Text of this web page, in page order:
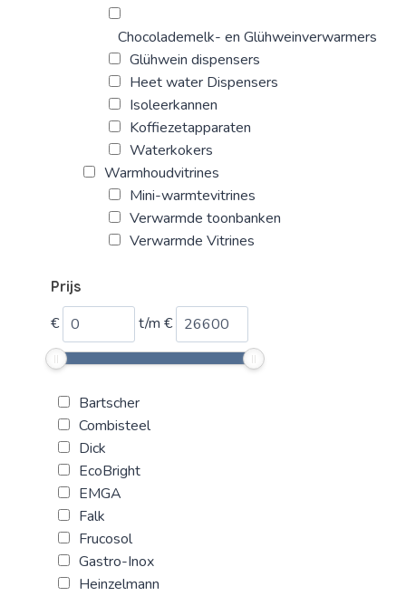
Chocolademelk- en Glühweinverwarmers
Glühwein dispensers
Heet water Dispensers
Isoleerkannen
Koffiezetapparaten
Waterkokers
Warmhoudvitrines
Mini-warmtevitrines
Verwarmde toonbanken
Verwarmde Vitrines
Prijs
€ t/m €
Bartscher
Combisteel
Dick
EcoBright
EMGA
Falk
Frucosol
Gastro-Inox
Heinzelmann